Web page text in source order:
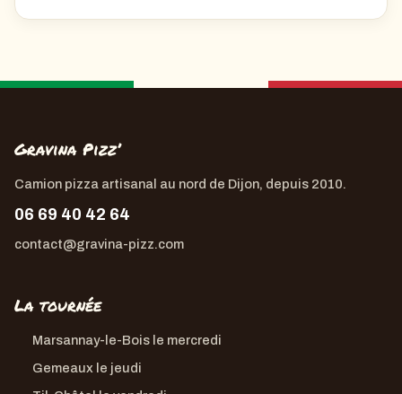
Gravina Pizz’
Camion pizza artisanal au nord de Dijon, depuis 2010.
06 69 40 42 64
contact@gravina-pizz.com
La tournée
Marsannay-le-Bois le mercredi
Gemeaux le jeudi